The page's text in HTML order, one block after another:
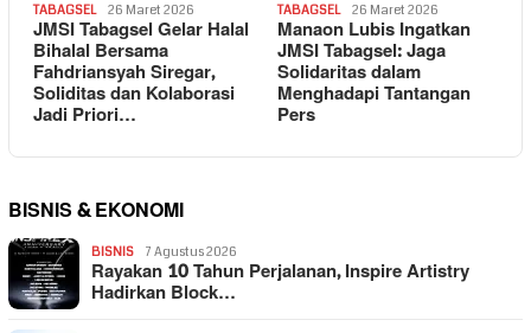
TABAGSEL 26 Maret 2026
JMSI Tabagsel Gelar Halal
Bihalal Bersama
Fahdriansyah Siregar,
Soliditas dan Kolaborasi
Jadi Priori…
TABAGSEL 26 Maret 2026
Manaon Lubis Ingatkan
JMSI Tabagsel: Jaga
Solidaritas dalam
Menghadapi Tantangan
Pers
BISNIS & EKONOMI
BISNIS 7 Agustus 2026
Rayakan 10 Tahun Perjalanan, Inspire Artistry
Hadirkan Block…